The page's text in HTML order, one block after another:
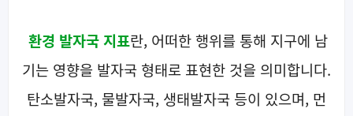
환경 발자국 지표란, 어떠한 행위를 통해 지구에 남
기는 영향을 발자국 형태로 표현한 것을 의미합니다.
탄소발자국, 물발자국, 생태발자국 등이 있으며, 먼